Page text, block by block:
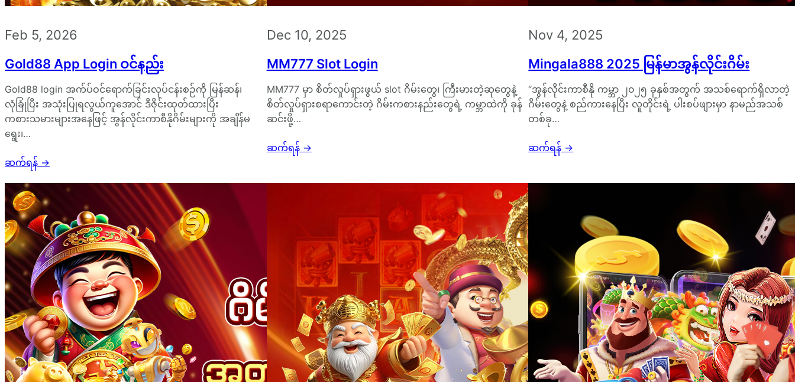
Feb 5, 2026
Gold88 App Login ဝင်နည်း
Gold88 login အက်ပ်ဝင်ရောက်ခြင်းလုပ်ငန်းစဉ်ကို မြန်ဆန်၊
လုံခြုံပြီး အသုံးပြုရလွယ်ကူအောင် ဒီဇိုင်းထုတ်ထားပြီး
ကစားသမားများအနေဖြင့် အွန်လိုင်းကာစီနိုဂိမ်းများကို အချိန်မ
ရွေး၊…
ဆက်ရန် →
Dec 10, 2025
MM777 Slot Login
MM777 မှာ စိတ်လှုပ်ရှားဖွယ် slot ဂိမ်းတွေ၊ ကြီးမားတဲ့ဆုတွေနဲ့
စိတ်လှုပ်ရှားစရာကောင်းတဲ့ ဂိမ်းကစားနည်းတွေရဲ့ ကမ္ဘာထဲကို ခုန်
ဆင်းဖို့…
ဆက်ရန်→
Nov 4, 2025
Mingala888 2025 မြန်မာအွန်လိုင်းဂိမ်း
“အွန်လိုင်းကာစီနို ကမ္ဘာ ၂၀၂၅ ခုနှစ်အတွက် အသစ်ရောက်ရှိလာတဲ့
ဂိမ်းတွေနဲ့ စည်ကားနေပြီး လူတိုင်းရဲ့ ပါးစပ်ဖျားမှာ နာမည်အသစ်
တစ်ခု…
ဆက်ရန် →